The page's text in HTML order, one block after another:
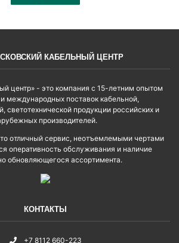
КАБЕЛЬНЫЙ ЦЕНТР
центр» - это компания с 15-летним опытом
международных поставок кабельной,
светотехнической продукции российских и
производителей.
отличный сервис, неотъемлемыми чертами
оперативность обслуживания и наличие
обновляющегося ассортимента.
КОНТАКТЫ
+7 8112 660-223